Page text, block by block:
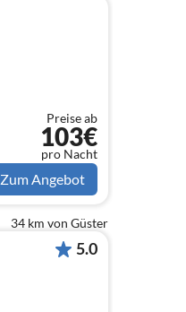
Preise ab
103€
pro Nacht
Zum Angebot
34 km von Güster
5.0